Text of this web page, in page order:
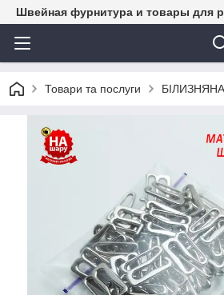
Швейная фурнитура и товары для
Товари та послуги